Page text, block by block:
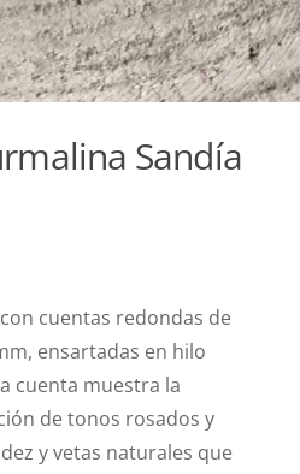
Sandía
cuentas redondas de
ensartadas en hilo
cuenta muestra la
de tonos rosados y
y vetas naturales que